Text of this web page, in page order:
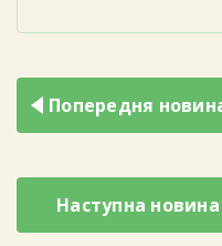
Навігація
записів
Попередня
Наступна новина